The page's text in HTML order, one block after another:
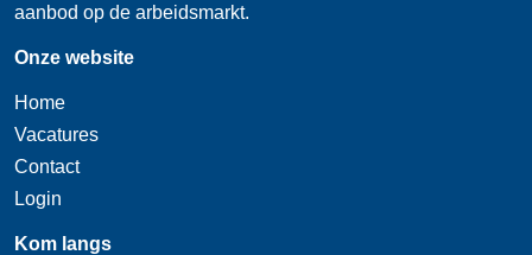
aanbod op de arbeidsmarkt.
Onze website
Home
Vacatures
Contact
Login
Kom langs